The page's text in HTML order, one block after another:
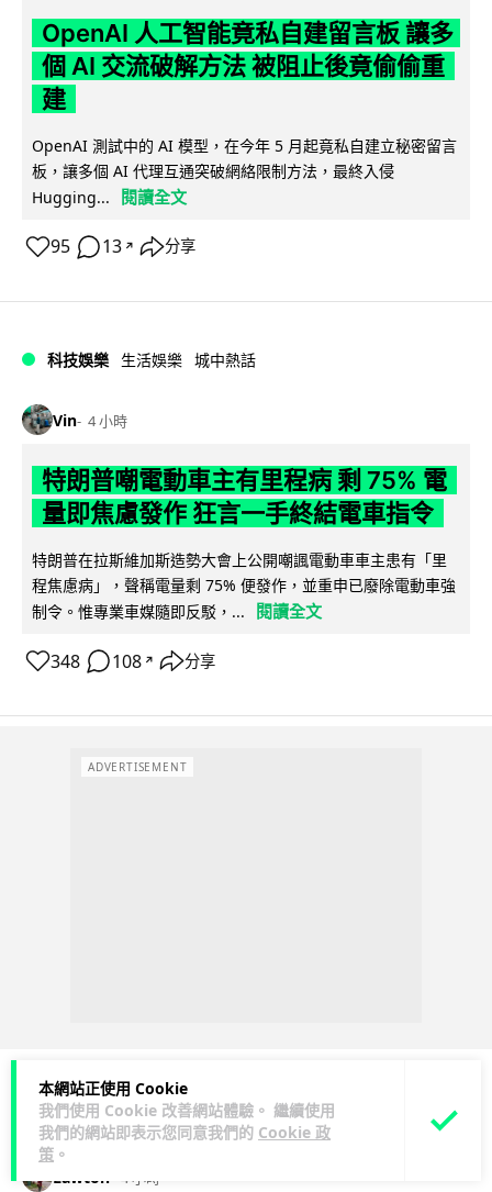
本網站正使用 Cookie
我們使用 Cookie 改善網站體驗。 繼續使用
我們的網站即表示您同意我們的 Cookie 政
策 。
OpenAI 人工智能竟私自建留言板 讓多
個 AI 交流破解方法 被阻止後竟偷偷重
建
OpenAI 測試中的 AI 模型，在今年 5 月起竟私自建立秘密留言
板，讓多個 AI 代理互通突破網絡限制方法，最終入侵
Hugging...
閱讀全文
95 13 ↗ 分享
科技娛樂 生活娛樂 城中熱話
Vin 4 小時
特朗普嘲電動車主有里程病 剩 75% 電
量即焦慮發作 狂言一手終結電車指令
特朗普在拉斯維加斯造勢大會上公開嘲諷電動車車主患有「里
程焦慮病」，聲稱電量剩 75% 便發作，並重申已廢除電動車強
制令。惟專業車媒隨即反駁，...
閱讀全文
348 108 ↗ 分享
ADVERTISEMENT
人工智能
Lawton 4 小時